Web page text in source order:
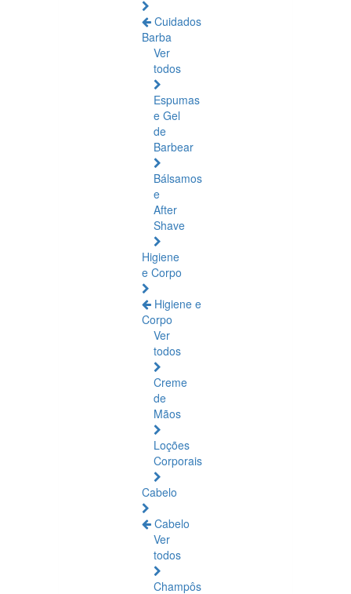
Cuidados
Barba
Ver
todos
Espumas
e Gel
de
Barbear
Bálsamos
e
After
Shave
Higiene
e Corpo
Higiene e
Corpo
Ver
todos
Creme
de
Mãos
Loções
Corporais
Cabelo
Cabelo
Ver
todos
Champôs